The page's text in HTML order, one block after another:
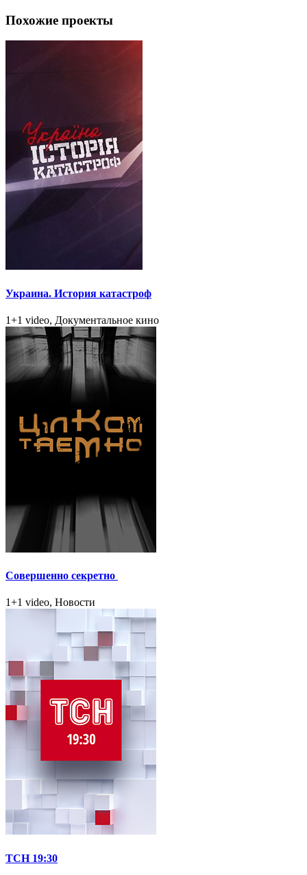
Похожие проекты
Украина. История катастроф
1+1 video, Документальное кино
Совершенно секретно
1+1 video, Новости
ТСН 19:30